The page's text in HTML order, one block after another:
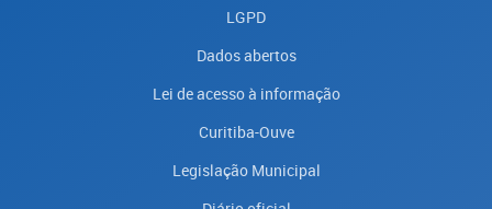
LGPD
Dados abertos
Lei de acesso à informação
Curitiba-Ouve
Legislação Municipal